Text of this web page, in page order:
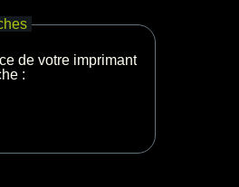
de votre imprimante
: